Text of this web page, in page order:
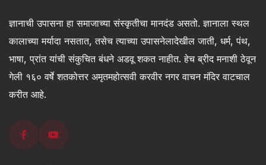
ज्ञानाची उपासना हा समाजाच्या संस्कृतीचा मानदंड असतो. ज्ञानाला स्थल
कालाच्या मर्यादा नसतात, तसेच त्याच्या उपासनेलादेखील जाती, धर्म, पंथ,
भाषा, प्रांत यांची संकुचित बंधने अडवू शकत नाहीत. हेच ब्रीद मनाशी ठेवून
गेली १६० वर्षे शतकोत्तर अमृतमहोत्सवी करवीर नगर वाचन मंदिर वाटचाल
करीत आहे.